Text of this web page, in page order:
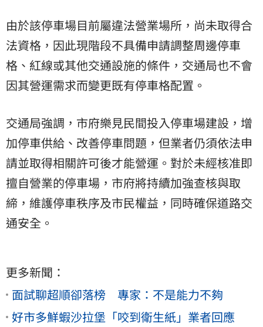
由於該停車場目前屬違法營業場所，尚未取得合
法資格，因此現階段不具備申請調整周邊停車
格、紅線或其他交通設施的條件，交通局也不會
因其營運需求而變更既有停車格配置。
交通局強調，市府樂見民間投入停車場建設，增
加停車供給、改善停車問題，但業者仍須依法申
請並取得相關許可後才能營運。對於未經核准即
擅自營業的停車場，市府將持續加強查核與取
締，維護停車秩序及市民權益，同時確保道路交
通安全。
更多新聞：
面試聊超順卻落榜 專家：不是能力不夠
好市多鮮蝦沙拉堡「咬到衛生紙」業者回應